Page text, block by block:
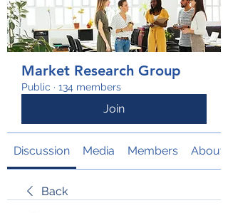
Market Research Group
Public · 134 members
Join
Discussion Media Members About
Back